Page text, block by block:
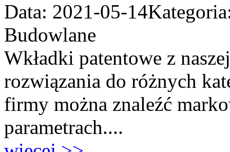
Data: 2021-05-14
Budowlane
Wkładki patentowe z
rozwiązania do różnych
firmy można znaleźć
parametrach....